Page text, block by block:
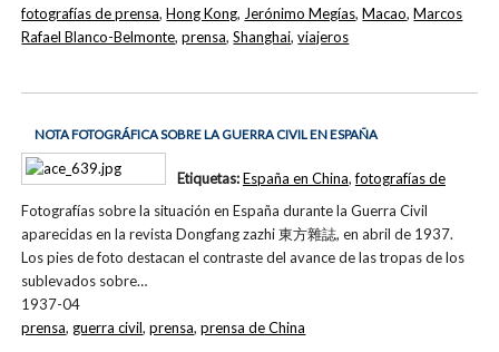
fotografías de prensa,Hong Kong, Jerónimo Megías,Macao,Marcos
Rafael Blanco-Belmonte,prensa,Shanghai,viajeros
NOTA FOTOGRÁFICA SOBRE LA GUERRA CIVIL EN ESPAÑA
Fotografías sobre la situación en España durante la Guerra Civil
aparecidas en la revista Dongfang zazhi 東方雜誌, en abril de 1937.
Los pies de foto destacan el contraste del avance de las tropas de los
sublevados sobre…
1937-04
Etiquetas:España en China,fotografías de
prensa, guerra civil,prensa,prensa de China